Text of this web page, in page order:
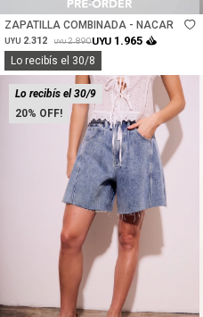
ZAPATILLA COMBINADA - NACAR
UYU 2.312 UYU 2.890UYU 1.965
Lo recibís el 30/8
20
Lo recibís el 30/9